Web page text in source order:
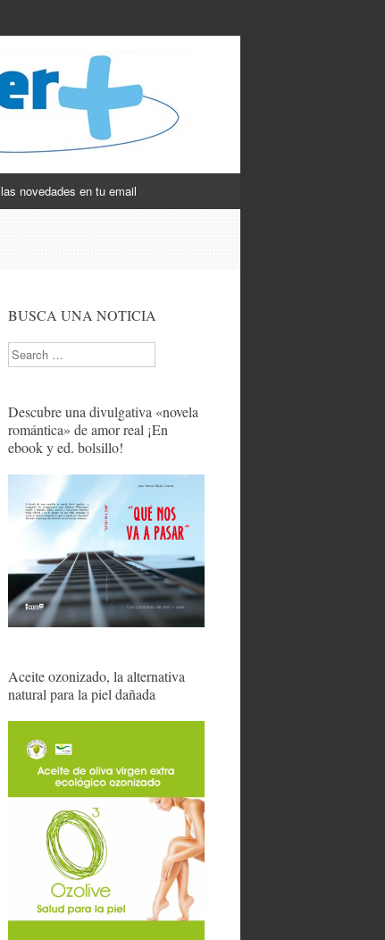
novedades en tu email
BUSCA UNA NOTICIA
Search
Descubre una divulgativa «novela
romántica» de amor real ¡En
ebook y ed. bolsillo!
Aceite ozonizado, la alternativa
natural para la piel dañada